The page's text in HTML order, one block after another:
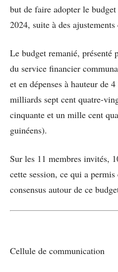
but de faire adopter le
2024, suite à des
Le budget remanié, présenté
du service financier
et en dépenses à hauteur de
milliards sept cent quatre-
cinquante et un mille cent
guinéens).
Sur les 11 membres invités,
cette session, ce qui a permis
consensus autour de ce
Cellule de communication